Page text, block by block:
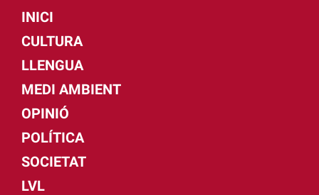
INICI
CULTURA
LLENGUA
MEDI AMBIENT
OPINIÓ
POLÍTICA
SOCIETAT
LVL